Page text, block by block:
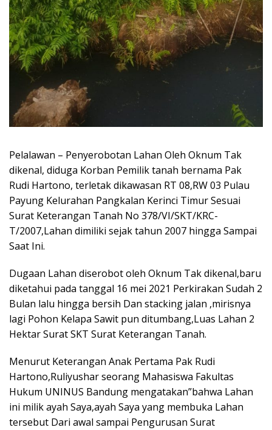
Pelalawan – Penyerobotan Lahan Oleh Oknum Tak
dikenal, diduga Korban Pemilik tanah bernama Pak
Rudi Hartono, terletak dikawasan RT 08,RW 03 Pulau
Payung Kelurahan Pangkalan Kerinci Timur Sesuai
Surat Keterangan Tanah No 378/VI/SKT/KRC-
T/2007,Lahan dimiliki sejak tahun 2007 hingga Sampai
Saat Ini.
Dugaan Lahan diserobot oleh Oknum Tak dikenal,baru
diketahui pada tanggal 16 mei 2021 Perkirakan Sudah 2
Bulan lalu hingga bersih Dan stacking jalan ,mirisnya
lagi Pohon Kelapa Sawit pun ditumbang,Luas Lahan 2
Hektar Surat SKT Surat Keterangan Tanah.
Menurut Keterangan Anak Pertama Pak Rudi
Hartono,Ruliyushar seorang Mahasiswa Fakultas
Hukum UNINUS Bandung mengatakan”bahwa Lahan
ini milik ayah Saya,ayah Saya yang membuka Lahan
tersebut Dari awal sampai Pengurusan Surat